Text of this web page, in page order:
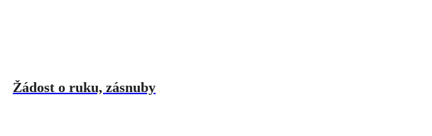
Žádost o ruku, zásnuby